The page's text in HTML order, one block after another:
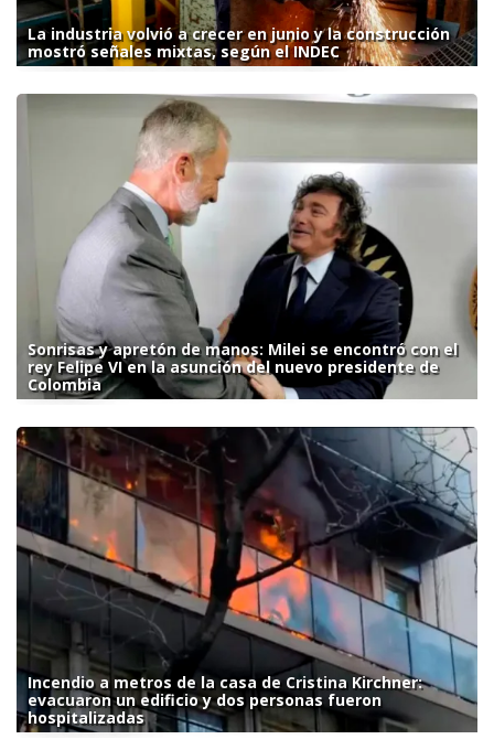
La industria volvió a crecer en junio y la construcción
mostró señales mixtas, según el INDEC
Sonrisas y apretón de manos: Milei se encontró con el
rey Felipe VI en la asunción del nuevo presidente de
Colombia
Incendio a metros de la casa de Cristina Kirchner:
evacuaron un edificio y dos personas fueron
hospitalizadas